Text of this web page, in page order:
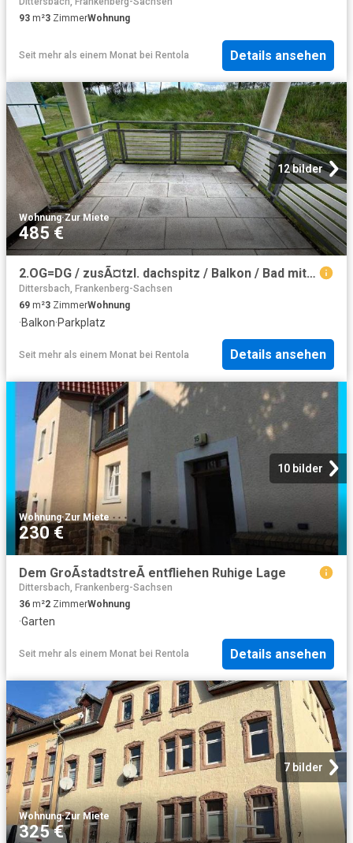
93 m²3 ZimmerWohnung
Seit mehr als einem Monat bei Rentola Details ansehen
12 bilder
Wohnung·Zur Miete
485 €
2.OG=DG / zusÃ¤tzl. dachspitz / Balkon / Bad mit Fenster / sep. WC / frei ab 1.9.26
Dittersbach, Frankenberg-Sachsen
69 m²3 ZimmerWohnung
·Balkon·Parkplatz
Seit mehr als einem Monat bei Rentola Details ansehen
10 bilder
Wohnung·Zur Miete
230 €
Dem GroÃstadtstreÃ entfliehen Ruhige Lage
Dittersbach, Frankenberg-Sachsen
36 m²2 ZimmerWohnung
·Garten
Seit mehr als einem Monat bei Rentola Details ansehen
7 bilder
Wohnung·Zur Miete
325 €